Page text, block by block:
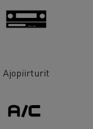
Ajopiirturit